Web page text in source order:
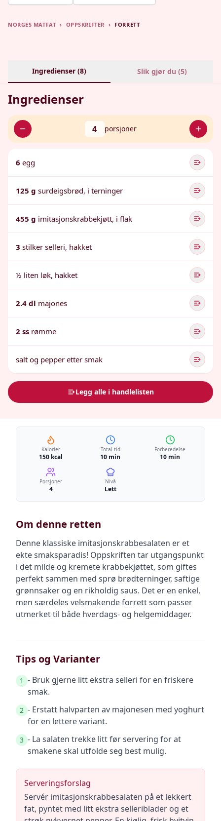
NORGES MATFAT › OPPSKRIFTER › FORRETT
Ingredienser (8) Slik gjør du (5)
Ingredienser
4 porsjoner
6 egg
125 g surdeigsbrød, i terninger
455 g imitasjonskrabbekjøtt, i flak
3 stilker selleri, hakket
½ liten løk, hakket
2.4 dl majones
2 ss rømme
salt og pepper etter smak
Legg alle i handlelisten
Kalorier
150 kcal
Total tid
10 min
Forberedelse
10 min
Porsjoner
4
Nivå
Lett
Om denne retten
Denne klassiske imitasjonskrabbesalaten er et
ekte smaksparadis! Oppskriften tar utgangspunkt
i det milde og kremete krabbekjøttet, som giftes
perfekt sammen med sprø brødterninger, saftige
grønnsaker og en rikholdig saus. Det er en enkel,
men særdeles velsmakende forrett som passer
utmerket til både hverdags- og helgemiddager.
Tips og Varianter
1 - Bruk gjerne litt ekstra selleri for en friskere
smak.
2 - Erstatt halvparten av majonesen med yoghurt
for en lettere variant.
3 - La salaten trekke litt før servering for at
smakene skal utfolde seg best mulig.
Serveringsforslag
Servér imitasjonskrabbesalaten på et lekkert
fat, pyntet med litt ekstra selleriblader og et